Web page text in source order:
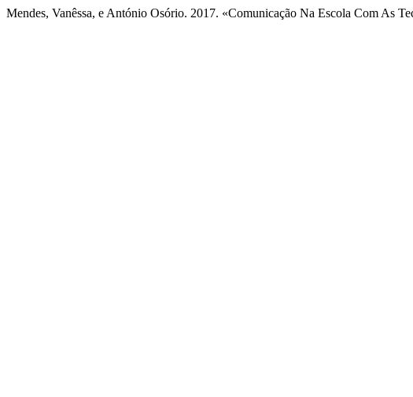
Mendes, Vanêssa, e António Osório. 2017. «Comunicação Na Escola Com As